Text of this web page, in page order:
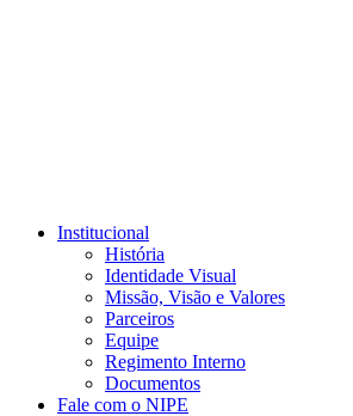
Institucional
História
Identidade Visual
Missão, Visão e Valores
Parceiros
Equipe
Regimento Interno
Documentos
Fale com o NIPE